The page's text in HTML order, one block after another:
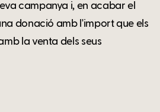
campanya i, en acabar el
donació amb l'import que els
la venta dels seus